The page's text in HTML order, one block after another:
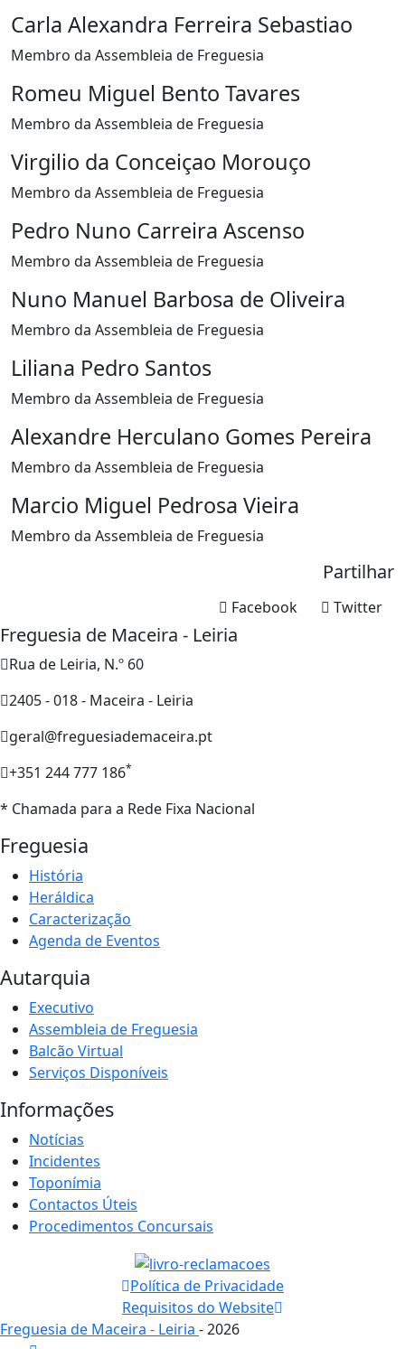
Carla Alexandra Ferreira Sebastiao
Membro da Assembleia de Freguesia
Romeu Miguel Bento Tavares
Membro da Assembleia de Freguesia
Virgilio da Conceiçao Morouço
Membro da Assembleia de Freguesia
Pedro Nuno Carreira Ascenso
Membro da Assembleia de Freguesia
Nuno Manuel Barbosa de Oliveira
Membro da Assembleia de Freguesia
Liliana Pedro Santos
Membro da Assembleia de Freguesia
Alexandre Herculano Gomes Pereira
Membro da Assembleia de Freguesia
Marcio Miguel Pedrosa Vieira
Membro da Assembleia de Freguesia
Partilhar
Twitter
Facebook
Freguesia de Maceira - Leiria
Rua de Leiria, N.º 60
2405 - 018 - Maceira - Leiria
geral@freguesiademaceira.pt
+351 244 777 186*
* Chamada para a Rede Fixa Nacional
Freguesia
História
Heráldica
Caracterização
Agenda de Eventos
Autarquia
Executivo
Assembleia de Freguesia
Balcão Virtual
Serviços Disponíveis
Informações
Notícias
Incidentes
Toponímia
Contactos Úteis
Procedimentos Concursais
Política de Privacidade
Requisitos do Website
Freguesia de Maceira - Leiria - 2026